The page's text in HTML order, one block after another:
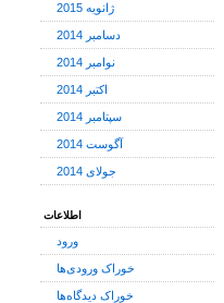
ژانویه 2015
دسامبر 2014
نوامبر 2014
اکتبر 2014
سپتامبر 2014
آگوست 2014
جولای 2014
اطلاعات
ورود
خوراک ورودی‌ها
خوراک دیدگاه‌ها